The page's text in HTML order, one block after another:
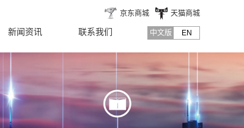
中文版 EN
天猫商城
京东商城
新闻资讯 联系我们